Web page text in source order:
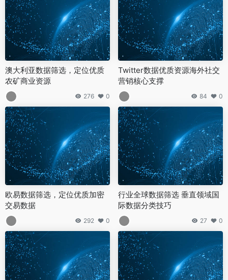
澳大利亚数据筛选，定位优质
农矿商业资源
276 0
Twitter数据优质资源海外社交
营销核心支撑
84 0
欧易数据筛选，定位优质加密
交易数据
292 0
行业全球数据筛选 垂直领域国
际数据分类技巧
27 0